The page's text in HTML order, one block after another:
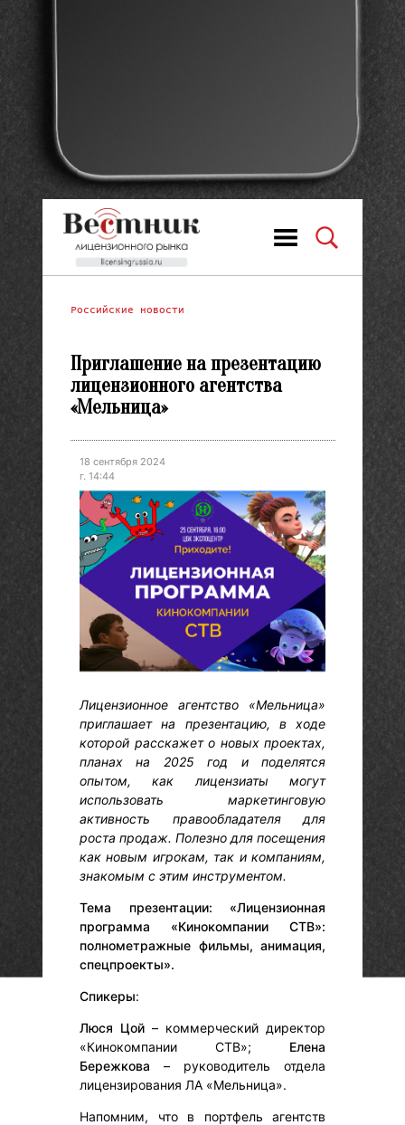
Российские новости
Приглашение на презентацию
лицензионного агентства
«Мельница»
18 сентября 2024
г. 14:44
Лицензионное агентство «Мельница»
приглашает на презентацию, в ходе
которой расскажет о новых проектах,
планах на 2025 год и поделятся
опытом, как лицензиаты могут
использовать маркетинговую
активность правообладателя для
роста продаж. Полезно для посещения
как новым игрокам, так и компаниям,
знакомым с этим инструментом.
Тема презентации: «Лицензионная
программа «Кинокомпании СТВ»:
полнометражные фильмы, анимация,
спецпроекты».
Спикеры:
Люся Цой – коммерческий директор
«Кинокомпании СТВ»; Елена
Бережкова – руководитель отдела
лицензирования ЛА «Мельница».
Напомним, что в портфель агентств